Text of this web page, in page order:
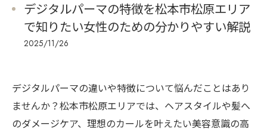
デジタルパーマの特徴を松本市松原エリア
で知りたい女性のための分かりやすい解説
2025/11/26
デジタルパーマの違いや特徴について悩んだことはあり
ませんか？松本市松原エリアでは、ヘアスタイルや髪へ
のダメージケア、理想のカールを叶えたい美容意識の高